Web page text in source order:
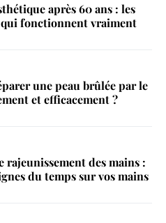
après 60 ans : les
fonctionnent vraiment
une peau brûlée par le
et efficacement ?
rajeunissement des mains :
du temps sur vos mains